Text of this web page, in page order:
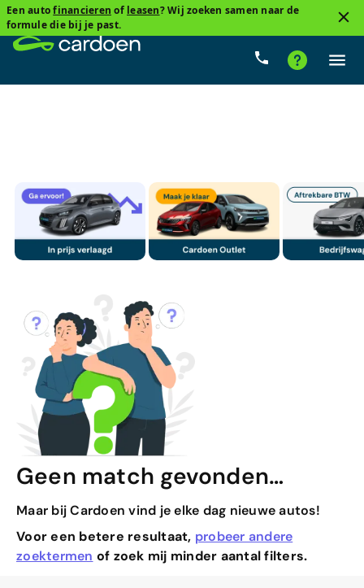
Een autofinancieren of leasen? Wij zoeken samen naar de
formule die bij je past.
Type versnelling
Geen match gevonden…
Maar bij Cardoen vind je elke dag nieuwe autos!
Voor een betere resultaat, probeer andere
zoektermen of zoek mij minder aantal filters.